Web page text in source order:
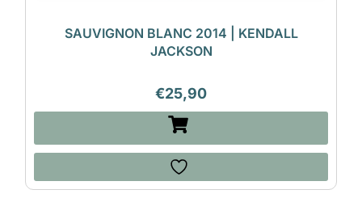
SAUVIGNON BLANC 2014 | KENDALL
JACKSON
€25,90